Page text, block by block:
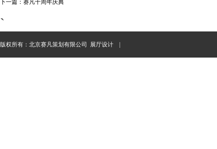
下一篇：赛凡十周年庆典
`
版权所有：北京赛凡策划有限公司 展厅设计